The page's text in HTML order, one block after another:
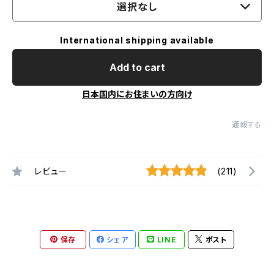
選択なし
International shipping available
Add to cart
日本国内にお住まいの方向け
通報する
レビュー (211)
保存 シェア LINE ポスト